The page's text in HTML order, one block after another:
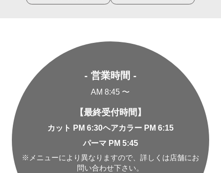
- 営業時間 -
AM 8:45 〜
【最終受付時間】
カット PM 6:30ヘアカラー PM 6:15
パーマ PM 5:45
※メニューにより異なりますので、詳しくは店舗にお
問い合わせ下さい。